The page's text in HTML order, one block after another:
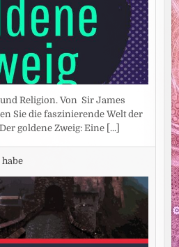
Religion. Von Sir James
Sie die faszinierende Welt der
goldene Zweig: Eine [...]
habe